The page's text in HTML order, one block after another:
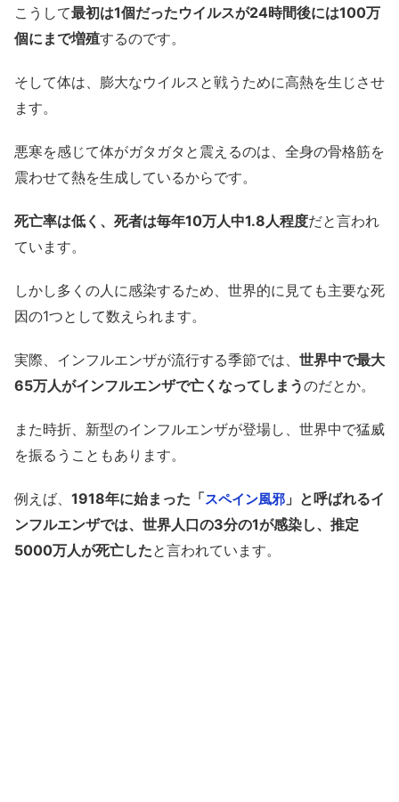
こうして最初は1個だったウイルスが24時間後には100万
個にまで増殖するのです。
そして体は、膨大なウイルスと戦うために高熱を生じさせ
ます。
悪寒を感じて体がガタガタと震えるのは、全身の骨格筋を
震わせて熱を生成しているからです。
死亡率は低く、死者は毎年10万人中1.8人程度だと言われ
ています。
しかし多くの人に感染するため、世界的に見ても主要な死
因の1つとして数えられます。
実際、インフルエンザが流行する季節では、 世界中で最大
65万人がインフルエンザで亡くなってしまうのだとか。
また時折、新型のインフルエンザが登場し、世界中で猛威
を振るうこともあります。
例えば、 1918年に始まった「スペイン風邪 」と呼ばれるイ
ンフルエンザでは、世界人口の3分の1が感染し、推定
5000万人が死亡したと言われています。